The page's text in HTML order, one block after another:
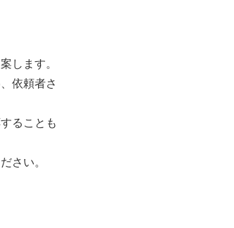
します。
依頼者さ
ることも
さい。